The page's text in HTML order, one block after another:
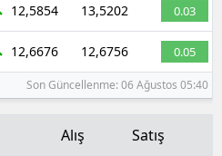
12,5854 13,5202 0.03
12,6676 12,6756 0.05
Son Güncellenme: 06 Ağustos 05:40
Alış Satış